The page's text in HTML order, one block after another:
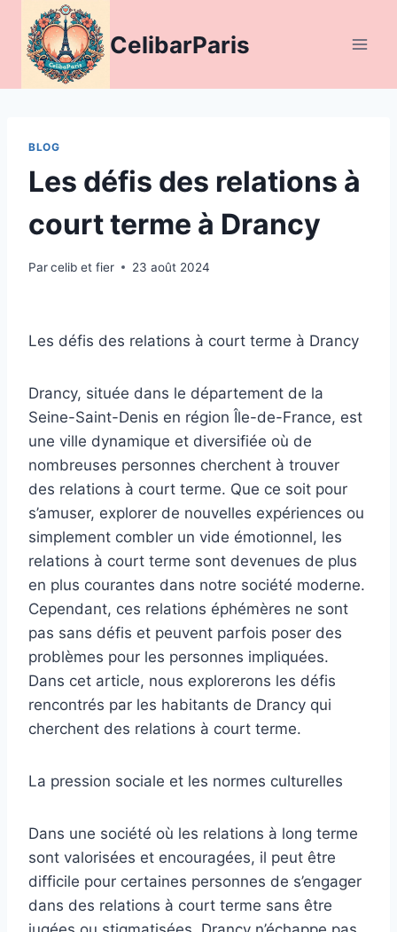
contenu
CelibarParis
BLOG
Les défis des relations à
court terme à Drancy
Parcelib et fier 23 août 2024
Les défis des relations à court terme à Drancy
Drancy, située dans le département de la
Seine-Saint-Denis en région Île-de-France, est
une ville dynamique et diversifiée où de
nombreuses personnes cherchent à trouver
des relations à court terme. Que ce soit pour
s’amuser, explorer de nouvelles expériences ou
simplement combler un vide émotionnel, les
relations à court terme sont devenues de plus
en plus courantes dans notre société moderne.
Cependant, ces relations éphémères ne sont
pas sans défis et peuvent parfois poser des
problèmes pour les personnes impliquées.
Dans cet article, nous explorerons les défis
rencontrés par les habitants de Drancy qui
cherchent des relations à court terme.
La pression sociale et les normes culturelles
Dans une société où les relations à long terme
sont valorisées et encouragées, il peut être
difficile pour certaines personnes de s’engager
dans des relations à court terme sans être